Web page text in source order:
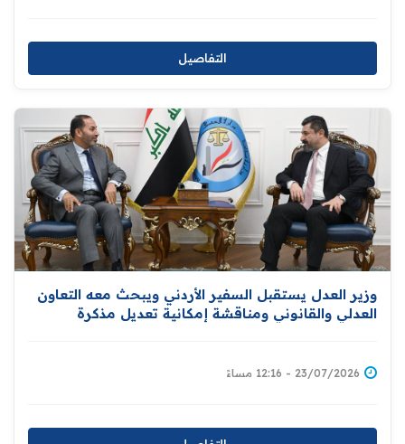
التفاصيل
وزير العدل يستقبل السفير الأردني ويبحث معه التعاون
العدلي والقانوني ومناقشة إمكانية تعديل مذكرة
23/07/2026 - 12:16 مساءً